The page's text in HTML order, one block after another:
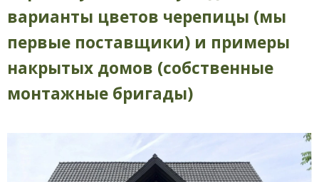
варианты цветов черепицы (мы
первые поставщики) и примеры
накрытых домов (собственные
монтажные бригады)